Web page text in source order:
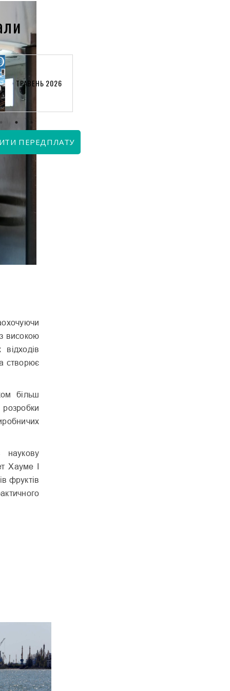
високою
створює
більш
наукову
Хауме I
фруктів
КВІТЕНЬ 2026
ПЕРЕДПЛАТУ